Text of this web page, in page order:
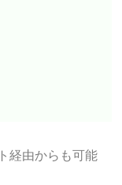
経由からも可能